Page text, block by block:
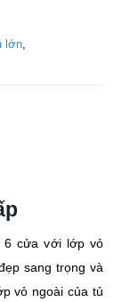
lớn
6 cửa với lớp vỏ
sang trọng và
vỏ ngoài của tủ